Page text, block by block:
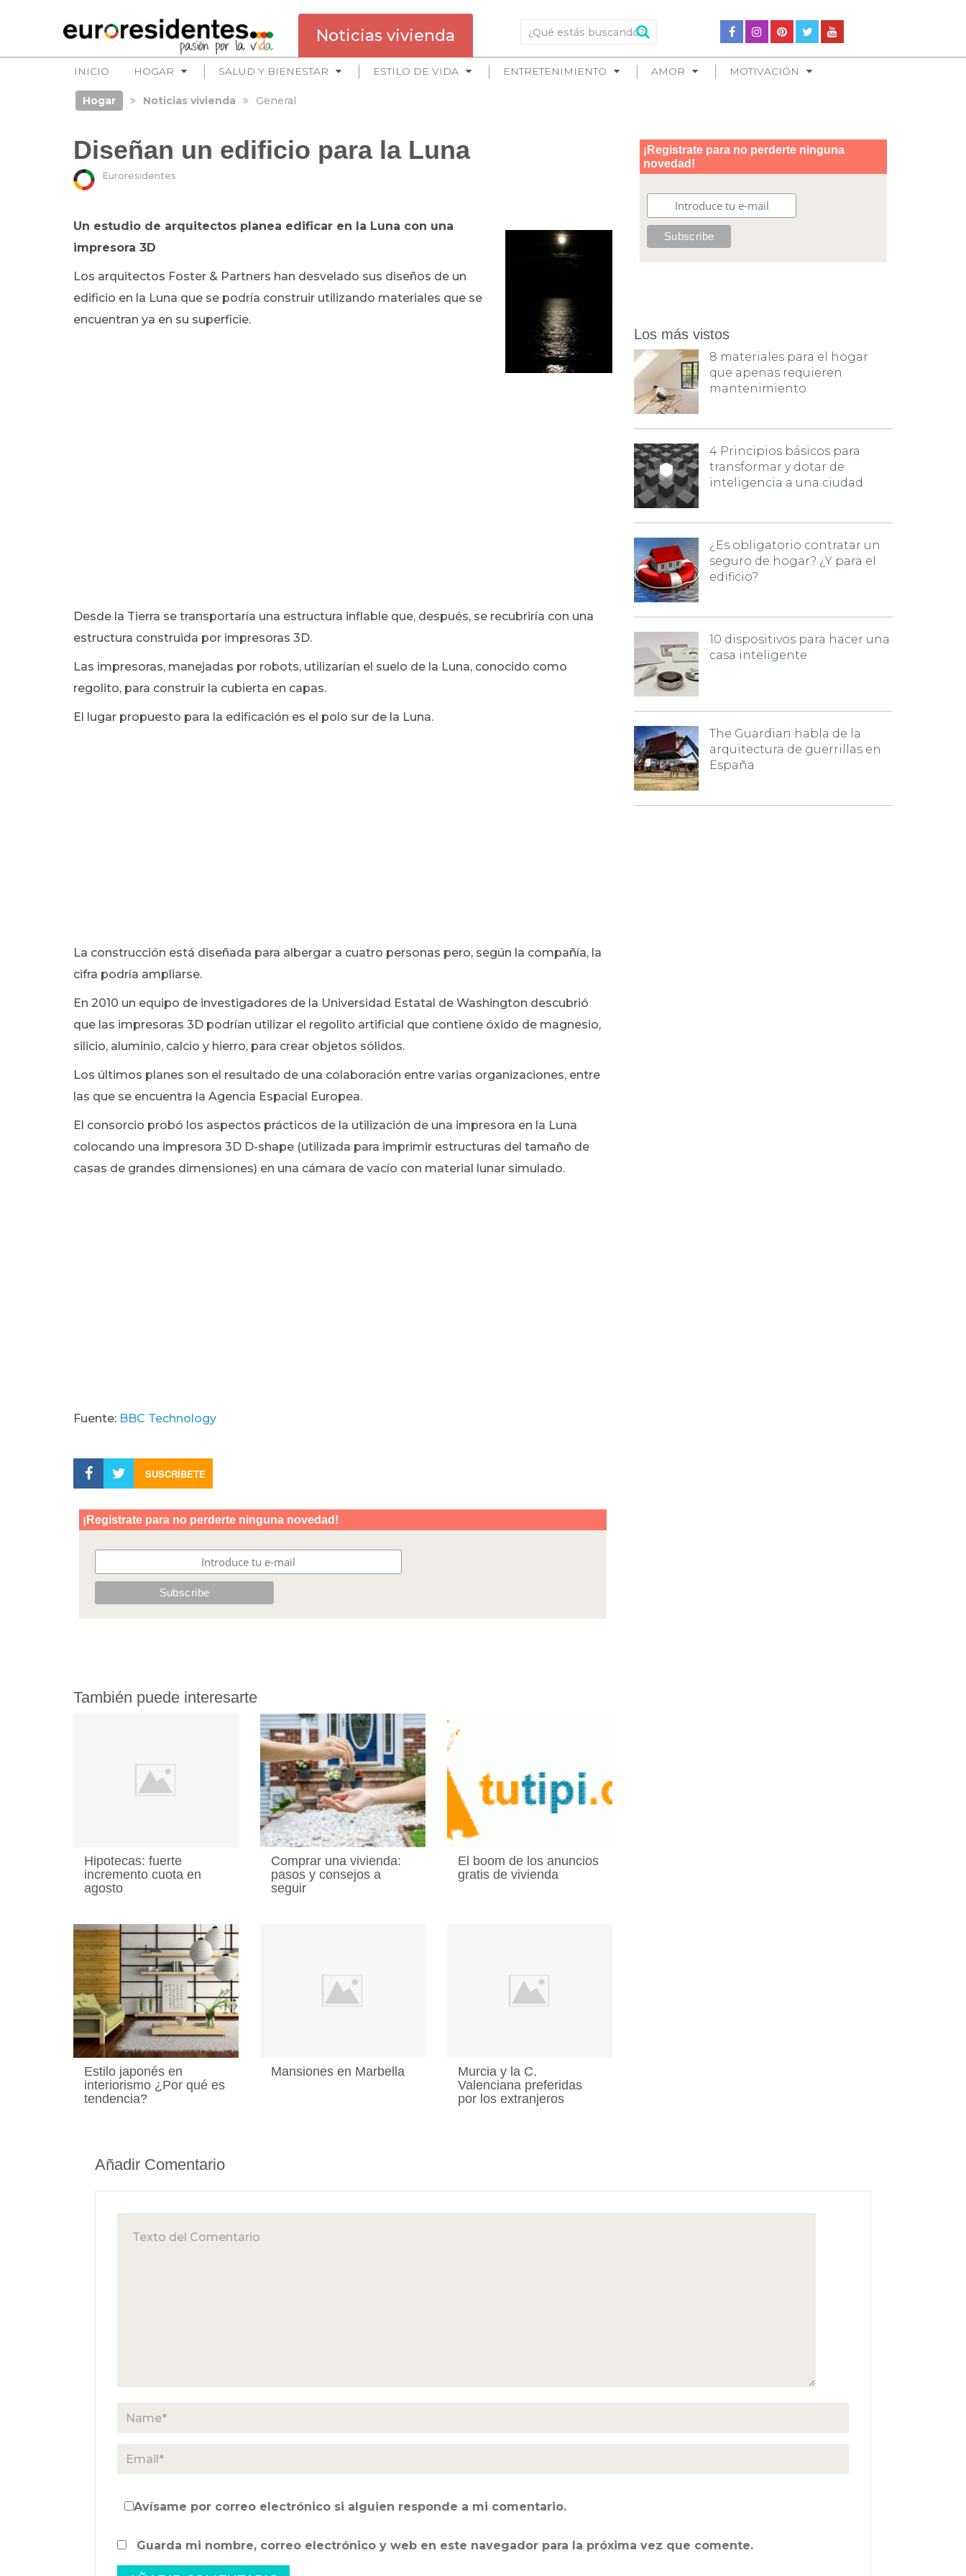
Noticias vivienda
INICIO HOGAR SALUD Y BIENESTAR ESTILO DE VIDA ENTRETENIMIENTO AMOR MOTIVACIÓN
Hogar Noticias vivienda General
Diseñan un edificio para la Luna
Euroresidentes
Un estudio de arquitectos planea edificar en la Luna con una
impresora 3D
Los arquitectos Foster & Partners han desvelado sus diseños de un
edificio en la Luna que se podría construir utilizando materiales que se
encuentran ya en su superficie.
Desde la Tierra se transportaría una estructura inflable que, después, se recubriría con una
estructura construida por impresoras 3D.
Las impresoras, manejadas por robots, utilizarían el suelo de la Luna, conocido como
regolito, para construir la cubierta en capas.
El lugar propuesto para la edificación es el polo sur de la Luna.
La construcción está diseñada para albergar a cuatro personas pero, según la compañía, la
cifra podría ampliarse.
En 2010 un equipo de investigadores de la Universidad Estatal de Washington descubrió
que las impresoras 3D podrían utilizar el regolito artificial que contiene óxido de magnesio,
silicio, aluminio, calcio y hierro, para crear objetos sólidos.
Los últimos planes son el resultado de una colaboración entre varias organizaciones, entre
las que se encuentra la Agencia Espacial Europea.
El consorcio probó los aspectos prácticos de la utilización de una impresora en la Luna
colocando una impresora 3D D-shape (utilizada para imprimir estructuras del tamaño de
casas de grandes dimensiones) en una cámara de vacío con material lunar simulado.
Fuente: BBC Technology
SUSCRÍBETE
También puede interesarte
Hipotecas: fuerte
incremento cuota en
agosto
Comprar una vivienda:
pasos y consejos a
seguir
El boom de los anuncios
gratis de vivienda
Estilo japonés en
interiorismo ¿Por qué es
tendencia?
Mansiones en Marbella
Murcia y la C.
Valenciana preferidas
por los extranjeros
Los más vistos
8 materiales para el hogar
que apenas requieren
mantenimiento
4 Principios básicos para
transformar y dotar de
inteligencia a una ciudad
¿Es obligatorio contratar un
seguro de hogar? ¿Y para el
edificio?
10 dispositivos para hacer una
casa inteligente
The Guardian habla de la
arquitectura de guerrillas en
España
Añadir Comentario
Avísame por correo electrónico si alguien responde a mi comentario.
Guarda mi nombre, correo electrónico y web en este navegador para la próxima vez que comente.